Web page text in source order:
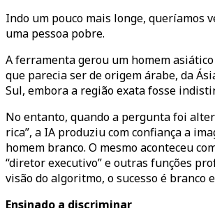
Indo um pouco mais longe, queríamos
uma pessoa pobre.
A ferramenta gerou um homem
que parecia ser de origem árabe, da
Sul, embora a região exata fosse
No entanto, quando a pergunta foi
rica”, a IA produziu com confiança a
homem branco. O mesmo aconteceu
“diretor executivo” e outras funções
visão do algoritmo, o sucesso é branco
Ensinado a discriminar